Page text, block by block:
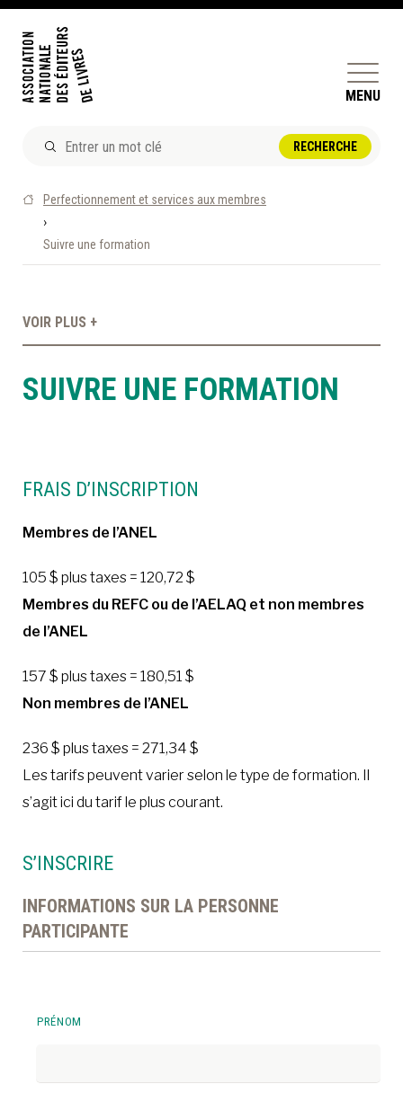
MENU
DOSSIERS ET ENJEUX
ÊTRE ÉDITEUR·TRICE
RÉPERTOIRE DES MEMBRES
CALENDRIER
Perfectionnement et services aux membres
›
Suivre une formation
SUIVRE UNE FORMATION
FRAIS D’INSCRIPTION
Membres de l’ANEL
105 $ plus taxes = 120,72 $
Membres du REFC ou de l ’AELAQ et non membres
de l ’ANEL
157 $ plus taxes = 180,51 $
Non membres de l ’ANEL
236 $ plus taxes = 271,34 $
Les tarifs peuvent varier selon le type de formation. Il
s’agit ici du tarif le plus courant.
S’INSCRIRE
INFORMATIONS SUR LA PERSONNE
PARTICIPANTE
PRÉNOM
VOIR PLUS +